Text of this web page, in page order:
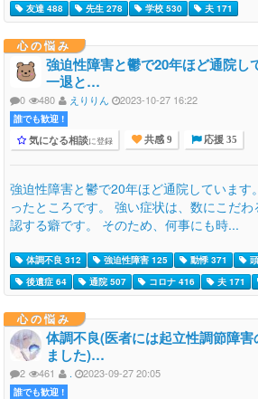
友達 488
先生 278 学校 530 夫 171
心の悩み
強迫性障害と鬱で20年ほど通院し
一退と…
0 480 えりりん 2023-10-27 16:22
誰でも歓迎 !
気になる相談に登録 共感 9 応援 35
強迫性障害と鬱で20年ほど通院しています
ったところです。 強い症状は、数にこだ
認する癖です。 そのため、何事にも時...
体調不良 312 強迫性障害 125 動悸 371
後遺症 64
通院 507 コロナ 416 夫 171
心の悩み
体調不良(医者には起立性調節障
ました)…
2 461 . 2023-09-27 20:05
誰でも歓迎 !